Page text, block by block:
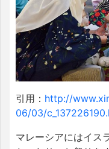
引用： http://
06/03/
マレーシアにはイス